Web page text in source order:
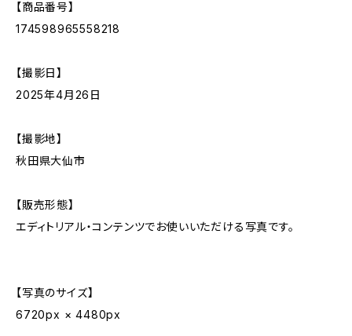
【商品番号】
174598965558218
【撮影日】
2025年4月26日
【撮影地】
秋田県大仙市
【販売形態】
エディトリアル・コンテンツでお使いいただける写真です。
【写真のサイズ】
6720px × 4480px